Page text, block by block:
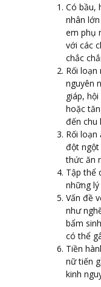
Có bầu,
nhân
em phụ
với các
chắc
Rối
nguyên
giáp,
hoặc
đến chu
Rối
đột ngột
thức ăn
Tập thể
những
Vấn đề
như
bẩm
có thể
Tiền
nữ tiến
kinh